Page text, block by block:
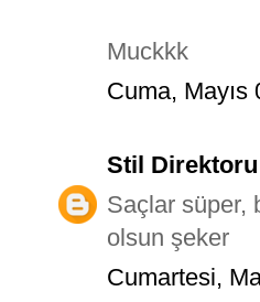
Muckkk
Cuma, Mayıs
Stil Direktoru
Saçlar süper,
olsun şeker
Cumartesi,